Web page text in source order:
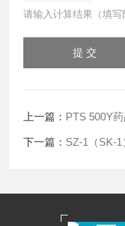
请输入计算结果（填
上一篇： PTS 500Y
下一篇： SZ-1（SK-